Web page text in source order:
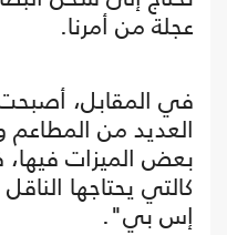
عجلة من أمرنا.
في المقابل،
العديد من المطاعم
بعض الميزات
كالتي يحتاجها
إس بي".